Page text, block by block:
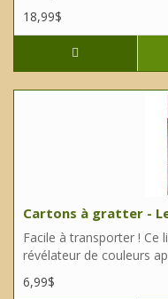
18,99$
Cartons à gratter -
Facile à transporter ! Ce
révélateur de couleurs
6,99$